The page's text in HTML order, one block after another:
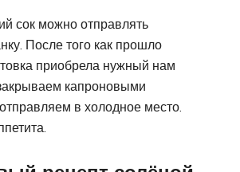
сок можно отправлять
После того как прошло
приобрела нужный нам
капроновыми
в холодное место.